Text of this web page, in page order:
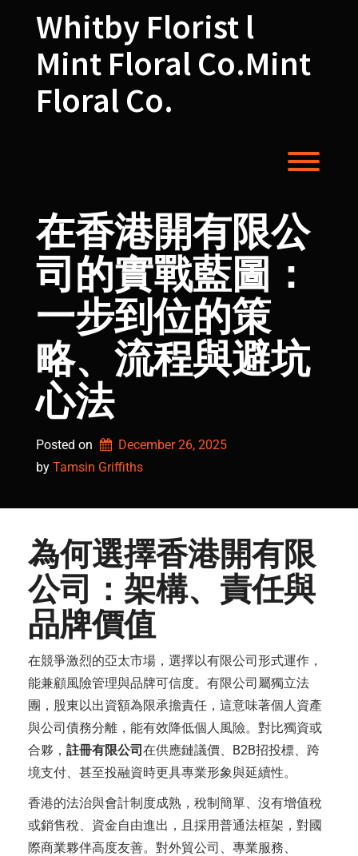
Whitby Florist l
Mint Floral Co.Mint
Floral Co.
在香港開有限公
司的實戰藍圖：
一步到位的策
略、流程與避坑
心法
Posted on
December 26, 2025
by Tamsin Griffiths
為何選擇香港開有限
公司：架構、責任與
品牌價值
在競爭激烈的亞太市場，選擇以有限公司形式運作，
能兼顧風險管理與品牌可信度。有限公司屬獨立法
團，股東以出資額為限承擔責任，這意味著個人資產
與公司債務分離，能有效降低個人風險。對比獨資或
合夥， 註冊有限公司 在供應鏈議價、B2B招投標、跨
境支付、甚至投融資時更具專業形象與延續性。
香港的法治與會計制度成熟，稅制簡單、沒有增值稅
或銷售稅、資金自由進出，且採用普通法框架，對國
際商業夥伴高度友善。對外貿公司、專業服務、